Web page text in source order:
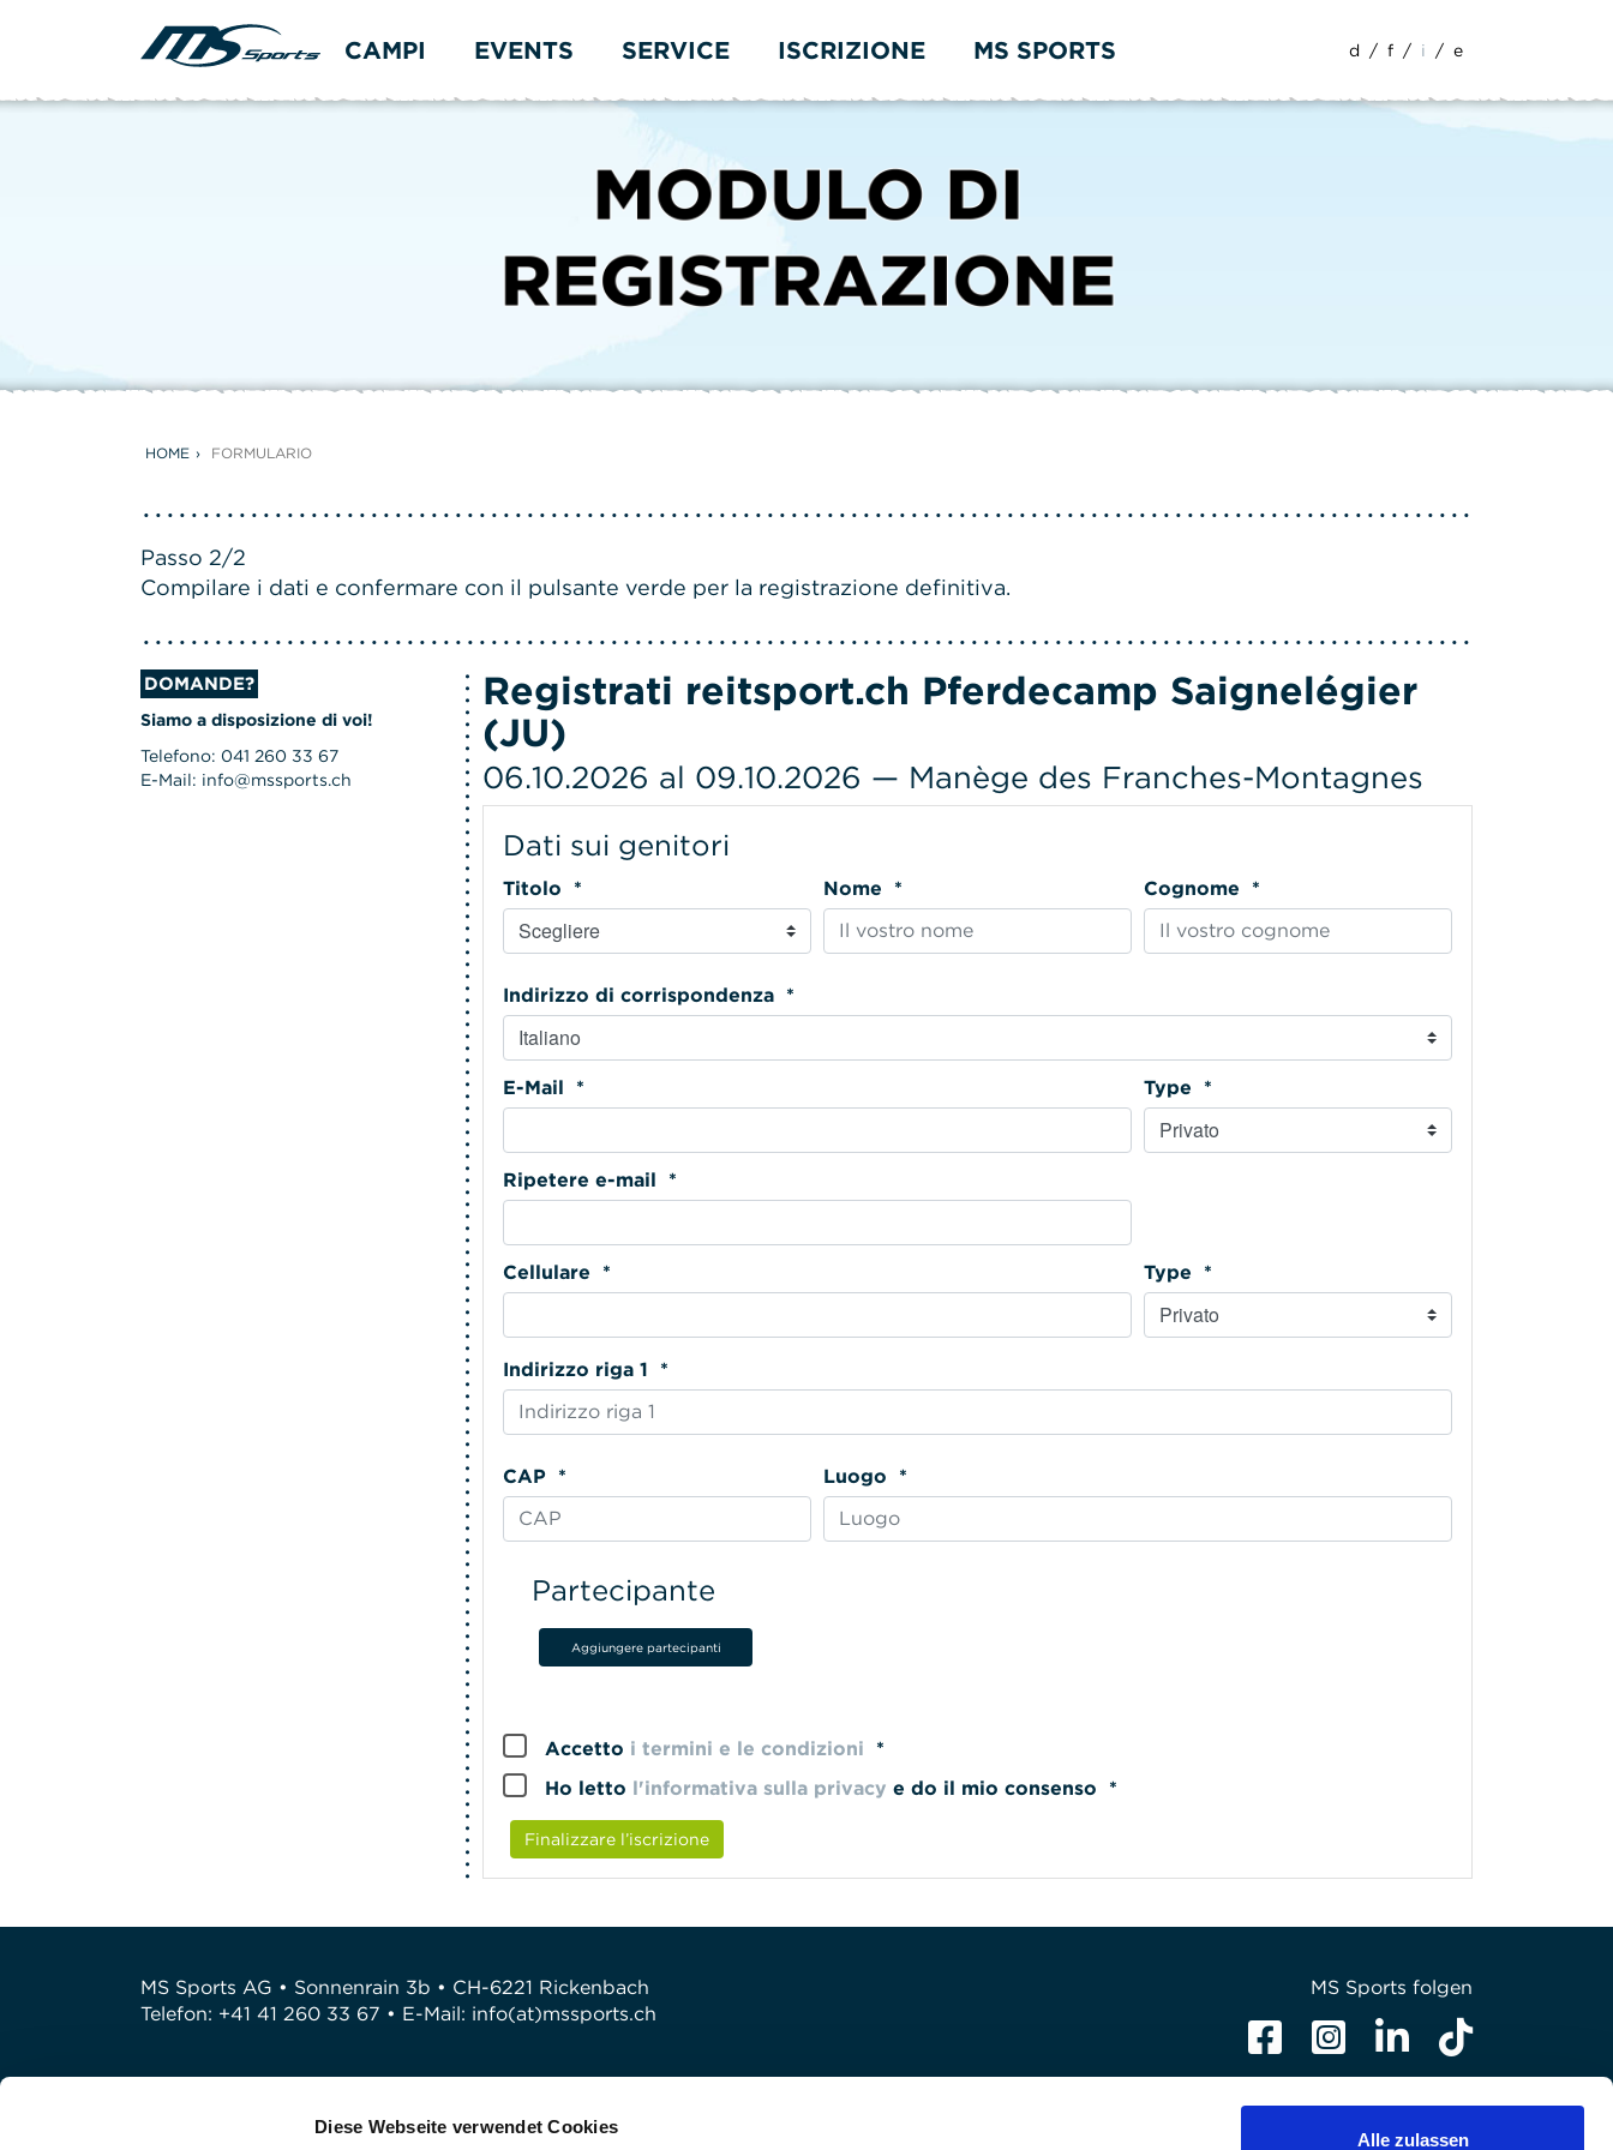
Diese Webseite verwendet Cookies
Alle zulassen
CAMPI EVENTS SERVICE ISCRIZIONE MS SPORTS d / f / i / e
HOME FORMULARIO
Passo 2/2
Compilare i dati e confermare con il pulsante verde per la registrazione definitiva.
Registrati reitsport.ch Pferdecamp Saignelégier
(JU)
06.10.2026 al 09.10.2026 — Manège des Franches-Montagnes
Dati sui genitori
Titolo * Nome * Cognome *
Indirizzo di corrispondenza *
E-Mail * Type *
Ripetere e-mail *
Cellulare * Type *
Indirizzo riga 1 *
CAP * Luogo *
Partecipante
Aggiungere partecipanti
Accetto i termini e le condizioni *
Ho letto l'informativa sulla privacy e do il mio consenso *
Finalizzare l’iscrizione
DOMANDE?
Siamo a disposizione di voi!
Telefono: 041 260 33 67
E-Mail: info@mssports.ch
MS Sports AG • Sonnenrain 3b • CH-6221 Rickenbach
Telefon: +41 41 260 33 67 • E-Mail: info(at)mssports.ch
MS Sports folgen